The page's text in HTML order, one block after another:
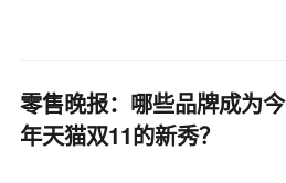
零售晚报：哪些品牌成为今
年天猫双11的新秀？